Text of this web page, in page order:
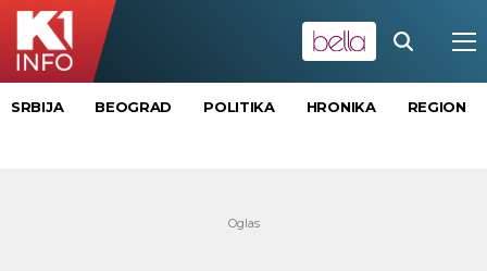
SRBIJA BEOGRAD POLITIKA HRONIKA REGION